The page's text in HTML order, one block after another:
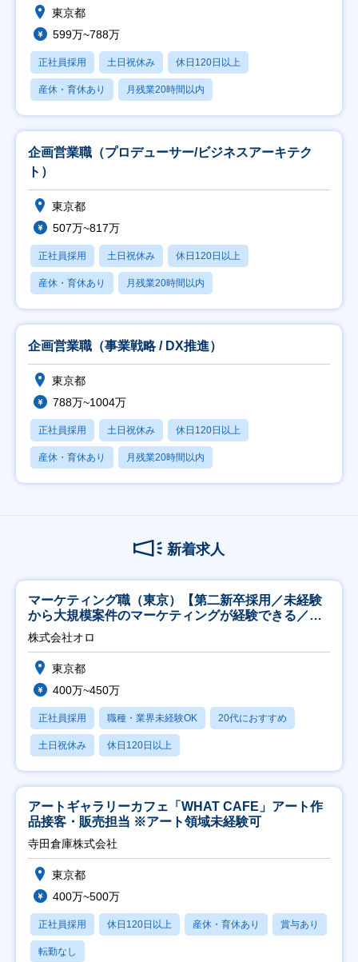
東京都
599万~788万
正社員採用 土日祝休み 休日120日以上
産休・育休あり 月残業20時間以内
企画営業職（プロデューサー/ビジネスアーキテク
ト）
東京都
507万~817万
正社員採用 土日祝休み 休日120日以上
産休・育休あり 月残業20時間以内
企画営業職（事業戦略 / DX推進）
東京都
788万~1004万
正社員採用 土日祝休み 休日120日以上
産休・育休あり 月残業20時間以内
新着求人
マーケティング職（東京）【第二新卒採用／未経験
から大規模案件のマーケティングが経験できる／研
修充実】
株式会社オロ
東京都
400万~450万
正社員採用 職種・業界未経験OK 20代におすすめ
土日祝休み 休日120日以上
アートギャラリーカフェ「WHAT CAFE」アート作
品接客・販売担当 ※アート領域未経験可
寺田倉庫株式会社
東京都
400万~500万
正社員採用 休日120日以上 産休・育休あり 賞与あり
転勤なし